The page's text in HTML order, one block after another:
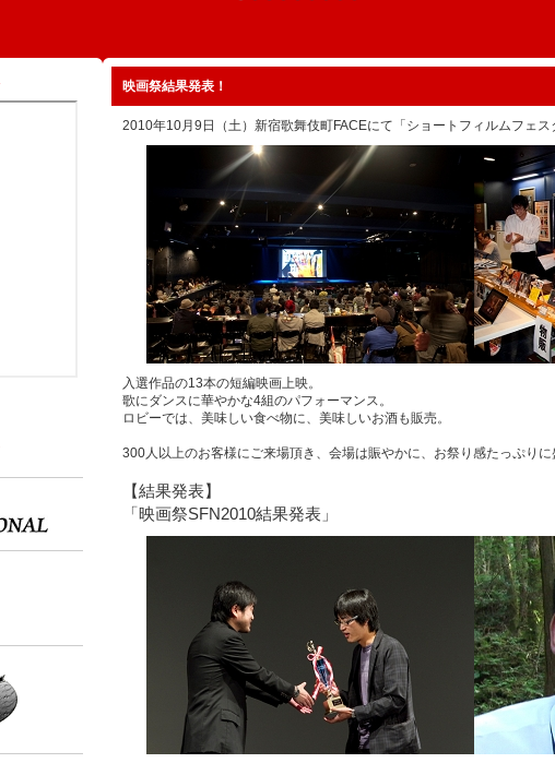
映画祭結果発表！
2010年10月9日（土）新宿歌舞伎町FACEにて「ショートフィルムフェ
入選作品の13本の短編映画上映。
歌にダンスに華やかな4組のパフォーマンス。
ロビーでは、美味しい食べ物に、美味しいお酒も販売。
300人以上のお客様にご来場頂き、会場は賑やかに、お祭り感たっぷり
【結果発表】
「映画祭SFN2010結果発表」